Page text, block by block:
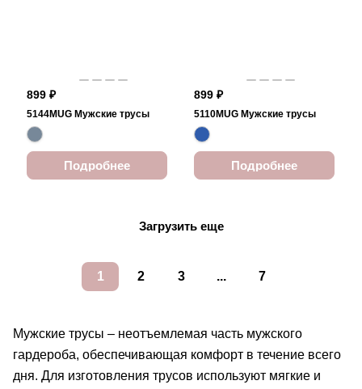
899 ₽
5144MUG Мужские трусы
Подробнее
899 ₽
5110MUG Мужские трусы
Подробнее
Загрузить еще
1 2 3 ... 7
Мужские трусы – неотъемлемая часть мужского
гардероба, обеспечивающая комфорт в течение всего
дня. Для изготовления трусов используют мягкие и